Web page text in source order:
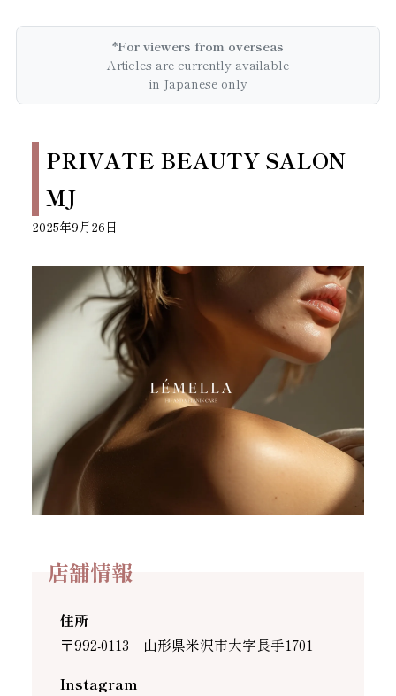
*For viewers from overseas
Articles are currently available
in Japanese only
PRIVATE BEAUTY SALON
MJ
2025年9月26日
店舗情報
住所
〒992-0113 山形県米沢市大字長手1701
Instagram